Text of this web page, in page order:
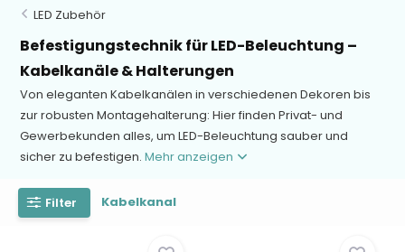
LED Zubehör
Befestigungstechnik für LED-Beleuchtung –
Kabelkanäle & Halterungen
Von eleganten Kabelkanälen in verschiedenen Dekoren bis
zur robusten Montagehalterung: Hier finden Privat- und
Gewerbekunden alles, um LED-Beleuchtung sauber und
sicher zu befestigen.Mehr anzeigen
Filter Kabelkanal